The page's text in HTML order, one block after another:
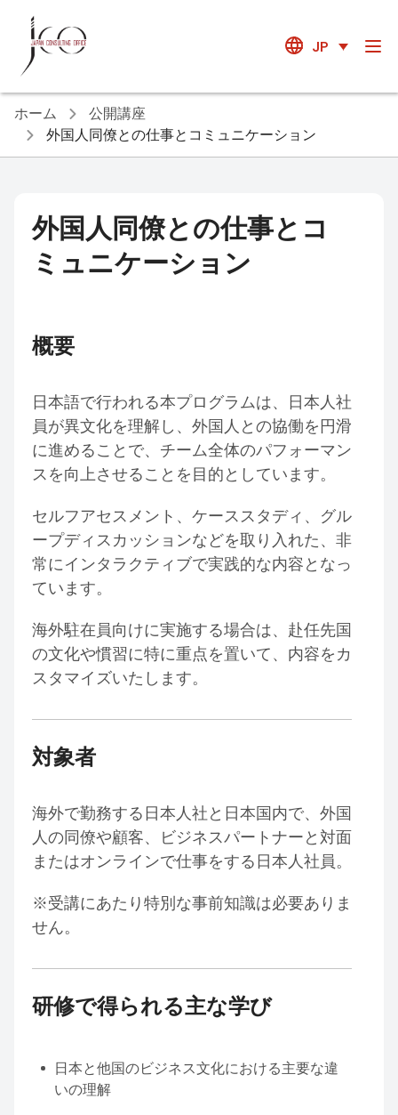
JP
ホーム
公開講座
外国人同僚との仕事とコミュニケーション
外国人同僚との仕事とコ
ミュニケーション
概要
日本語で行われる本プログラムは、日本人社
員が異文化を理解し、外国人との協働を円滑
に進めることで、チーム全体のパフォーマン
スを向上させることを目的としています。
セルフアセスメント、ケーススタディ、グル
ープディスカッションなどを取り入れた、非
常にインタラクティブで実践的な内容となっ
ています。
海外駐在員向けに実施する場合は、赴任先国
の文化や慣習に特に重点を置いて、内容をカ
スタマイズいたします。
対象者
海外で勤務する日本人社と 日本国内で、外国
人の同僚や顧客、ビジネスパートナーと対面
またはオンラインで仕事をする日本人社員。
※受講にあたり特別な事前知識は必要ありま
せん。
研修で得られる主な学び
日本と他国のビジネス文化における主要な違
いの理解